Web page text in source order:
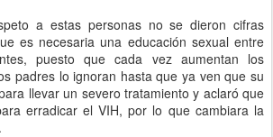
a estas personas no se dieron cifras
es necesaria una educación sexual entre
puesto que cada vez aumentan los
padres lo ignoran hasta que ya ven que su
llevar un severo tratamiento y aclaró que
erradicar el VIH, por lo que cambiara la